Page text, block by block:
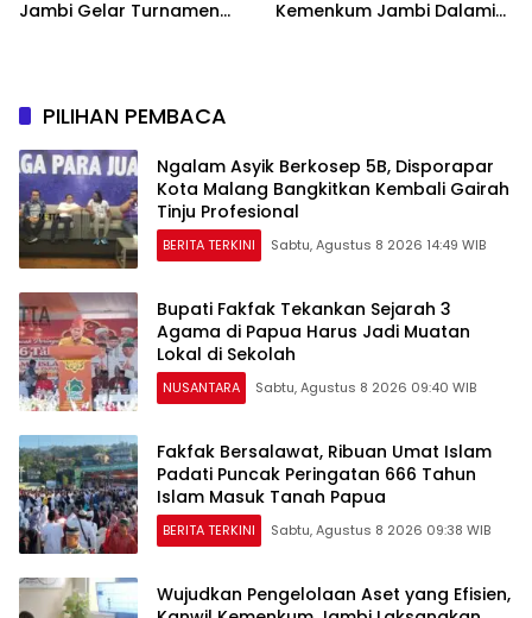
Jambi Gelar Turnamen
Kemenkum Jambi Dalami
PILIHAN PEMBACA
Ngalam Asyik Berkosep 5B, Disporapar
Kota Malang Bangkitkan Kembali Gairah
Tinju Profesional
BERITA TERKINI Sabtu, Agustus 8 2026 14:49 WIB
Bupati Fakfak Tekankan Sejarah 3
Agama di Papua Harus Jadi Muatan
Lokal di Sekolah
NUSANTARA Sabtu, Agustus 8 2026 09:40 WIB
Fakfak Bersalawat, Ribuan Umat Islam
Padati Puncak Peringatan 666 Tahun
Islam Masuk Tanah Papua
BERITA TERKINI Sabtu, Agustus 8 2026 09:38 WIB
Wujudkan Pengelolaan Aset yang Efisien,